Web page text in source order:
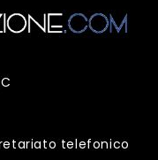
telefonico